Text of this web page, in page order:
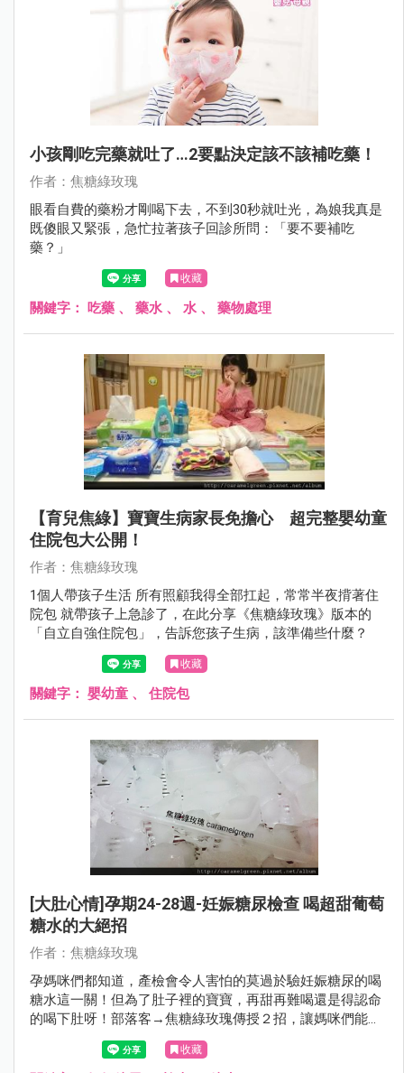
小孩剛吃完藥就吐了…2要點決定該不該補吃藥！
作者：焦糖綠玫瑰
眼看自費的藥粉才剛喝下去，不到30秒就吐光，為娘我真是
既傻眼又緊張，急忙拉著孩子回診所問：「要不要補吃
藥？」
收藏
關鍵字： 吃藥 、 藥水 、 水 、 藥物處理
【育兒焦綠】寶寶生病家長免擔心 超完整嬰幼童
住院包大公開！
作者：焦糖綠玫瑰
1個人帶孩子生活 所有照顧我得全部扛起，常常半夜揹著住
院包 就帶孩子上急診了，在此分享《焦糖綠玫瑰》版本的
「自立自強住院包」，告訴您孩子生病，該準備些什麼？
收藏
關鍵字： 嬰幼童 、 住院包
[大肚心情]孕期24-28週-妊娠糖尿檢查 喝超甜葡萄
糖水的大絕招
作者：焦糖綠玫瑰
孕媽咪們都知道，產檢會令人害怕的莫過於驗妊娠糖尿的喝
糖水這一關！但為了肚子裡的寶寶，再甜再難喝還是得認命
的喝下肚呀！部落客→焦糖綠玫瑰傳授２招，讓媽咪們能夠
輕鬆面對糖水，不再害怕唷！
收藏